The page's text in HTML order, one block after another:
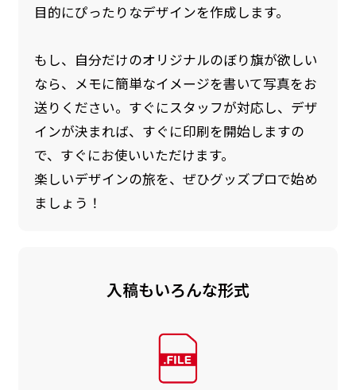
目的にぴったりなデザインを作成します。
もし、自分だけのオリジナルのぼり旗が欲しい
なら、メモに簡単なイメージを書いて写真をお
送りください。すぐにスタッフが対応し、デザ
インが決まれば、すぐに印刷を開始しますの
で、すぐにお使いいただけます。
楽しいデザインの旅を、ぜひグッズプロで始め
ましょう！
入稿もいろんな形式